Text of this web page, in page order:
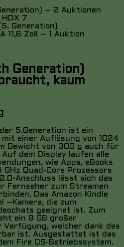
– 2 Auktionen
HDX 7
Generation)
11,6 Zoll – 1 Auktion
Generation)
kaum
5.Generation ist ein
einer Auflösung von 1024
Gewicht von 300 g auch für
dem Display laufen alle
wie Apps, eBooks
GHz Quad-Core Prozessors
Anschluss lässt sich das
Fernseher zum Streamen
Das Amazon Kindle
–Kamera, die zum
geeignet ist. Zum
ein 8 GB großer
welcher dank des
ist. Ausgestattet ist das
Fire OS-Betriebssystem.